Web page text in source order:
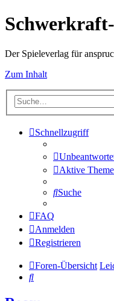
Der Spieleverlag für
Zum Inhalt
Schnellzugriff
Aktive
Suche
FAQ
Anmelden
Registrieren
Foren-Übersicht
Suche